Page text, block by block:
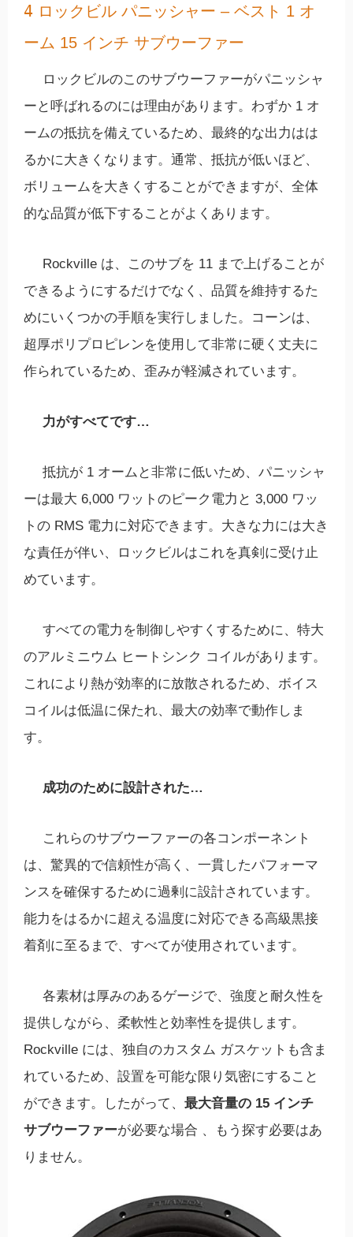
4 ロックビル パニッシャー – ベスト 1 オ
ーム 15 インチ サブウーファー
ロックビルのこのサブウーファーがパニッシャ
ーと呼ばれるのには理由があります。わずか 1 オ
ームの抵抗を備えているため、最終的な出力はは
るかに大きくなります。通常、抵抗が低いほど、
ボリュームを大きくすることができますが、全体
的な品質が低下することがよくあります。
Rockville は、このサブを 11 まで上げることが
できるようにするだけでなく、品質を維持するた
めにいくつかの手順を実行しました。コーンは、
超厚ポリプロピレンを使用して非常に硬く丈夫に
作られているため、歪みが軽減されています。
力がすべてです…
抵抗が 1 オームと非常に低いため、パニッシャ
ーは最大 6,000 ワットのピーク電力と 3,000 ワッ
トの RMS 電力に対応できます。大きな力には大き
な責任が伴い、ロックビルはこれを真剣に受け止
めています。
すべての電力を制御しやすくするために、特大
のアルミニウム ヒートシンク コイルがあります。
これにより熱が効率的に放散されるため、ボイス
コイルは低温に保たれ、最大の効率で動作しま
す。
成功のために設計された…
これらのサブウーファーの各コンポーネント
は、驚異的で信頼性が高く、一貫したパフォーマ
ンスを確保するために過剰に設計されています。
能力をはるかに超える温度に対応できる高級黒接
着剤に至るまで、すべてが使用されています。
各素材は厚みのあるゲージで、強度と耐久性を
提供しながら、柔軟性と効率性を提供します。
Rockville には、独自のカスタム ガスケットも含ま
れているため、設置を可能な限り気密にすること
ができます。したがって、 最大音量の 15 インチ
サブウーファーが必要な場合 、もう探す必要はあ
りません。